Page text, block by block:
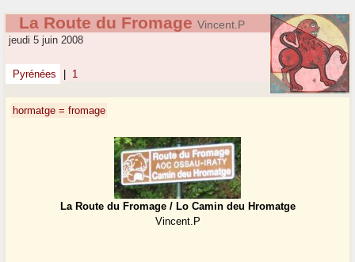
La Route du Fromage Vincent.P
jeudi 5 juin 2008
Pyrénées 1
hormatge = fromage
La Route du Fromage / Lo Camin deu Hromatge
Vincent.P